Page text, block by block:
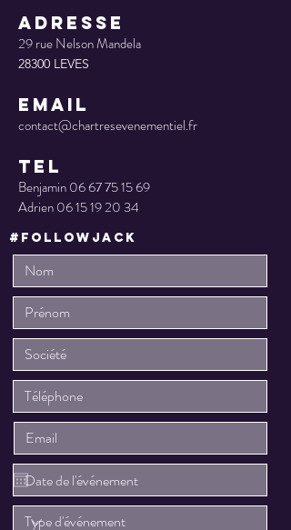
ADResse
29 rue Nelson Mandela
28300 LEVES
EMAIL
contact@chartresevenementiel.fr
TEL
Benjamin06 67 75 15 69
Adrien06 15 19 20 34
#followjack